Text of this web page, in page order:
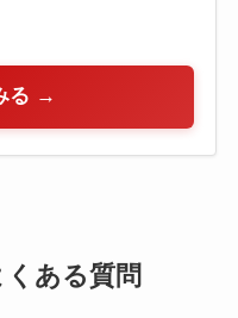
る →
ある質問